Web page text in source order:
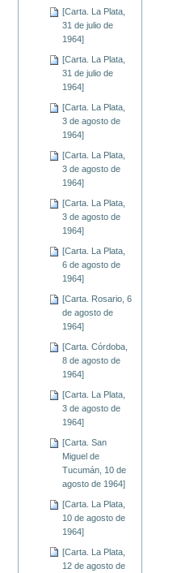
[Carta. La Plata,
31 de julio de
1964]
[Carta. La Plata,
31 de julio de
1964]
[Carta. La Plata,
3 de agosto de
1964]
[Carta. La Plata,
3 de agosto de
1964]
[Carta. La Plata,
3 de agosto de
1964]
[Carta. La Plata,
6 de agosto de
1964]
[Carta. Rosario, 6
de agosto de
1964]
[Carta. Córdoba,
8 de agosto de
1964]
[Carta. La Plata,
3 de agosto de
1964]
[Carta. San
Miguel de
Tucumán, 10 de
agosto de 1964]
[Carta. La Plata,
10 de agosto de
1964]
[Carta. La Plata,
12 de agosto de